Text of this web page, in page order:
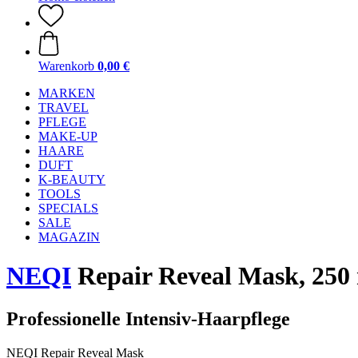
Warenkorb 0,00 €
MARKEN
TRAVEL
PFLEGE
MAKE-UP
HAARE
DUFT
K-BEAUTY
TOOLS
SPECIALS
SALE
MAGAZIN
NEQI Repair Reveal Mask,
Professionelle Intensiv-Haarpflege
NEQI Repair Reveal Mask